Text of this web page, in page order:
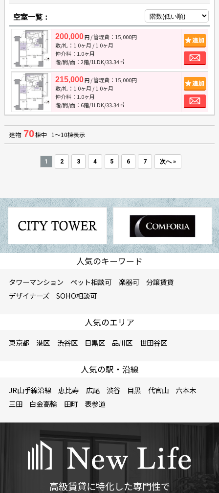
空室一覧：
200,000円/ 管理費：15,000円
敷/礼： 1.0ヶ月 /1.0ヶ月
仲介料： 1.0ヶ月
階/間/面：2階/1LDK/33.34㎡
お
215,000円/ 管理費：15,000円
敷/礼： 1.0ヶ月 /1.0ヶ月
仲介料： 1.0ヶ月
階/間/面：6階/1LDK/33.34㎡
お
建物 70棟中 1～10棟表示
1 2 3 4 5 6 7 次へ »
人気のキーワード
タワーマンション ペット相談可 楽器可
分譲賃貸
デザイナーズ
SOHO相談可
人気のエリア
東京都 港区 渋谷区 目黒区 品川区 世田谷区
人気の駅・沿線
JR山手線沿線 恵比寿 広尾 渋谷 目黒 代官山
六本木
三田
白金高輪 田町 表参道
高級賃貸に特化した専門性で